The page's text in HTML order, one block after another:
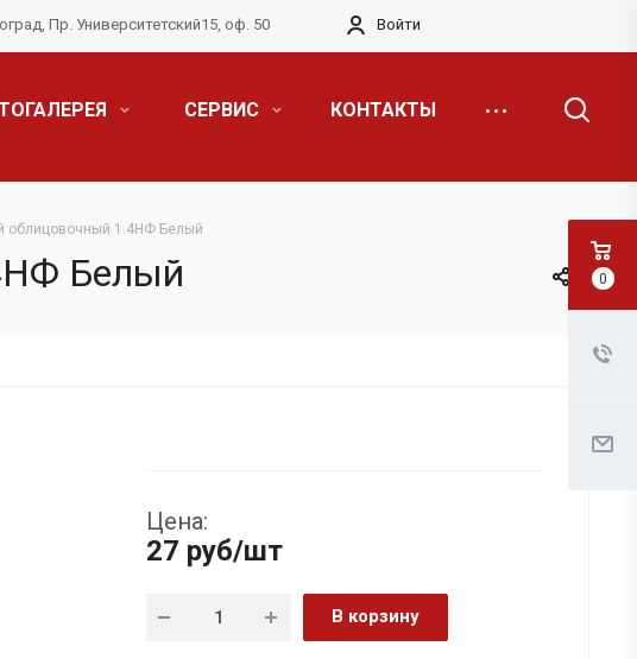
Пр. Университетский15, оф. 50 Войти
СЕРВИС КОНТАКТЫ
облицовочный 1.4НФ Белый
Белый
Цена:
27 руб/шт
В корзину
0